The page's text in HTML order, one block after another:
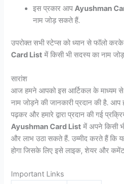
इस प्रकार आप Ayushman
नाम जोड़ सकते हैं.
उपरोक्त सभी स्टेप्स को ध्यान से फॉलो
Card List में किसी भी सदस्य का नाम
सारांश
आज हमने आपको इस आर्टिकल के माध्यम
नाम जोड़ने की जानकारी प्रदान की है. आप
पढ़कर और हमारे द्वारा प्रदान की गई
Ayushman Card List में अपने किसी
और लाभ उठा सकते हैं. उम्मीद करते हैं कि
होगा जिसके लिए इसे लाइक, शेयर और
Important Links